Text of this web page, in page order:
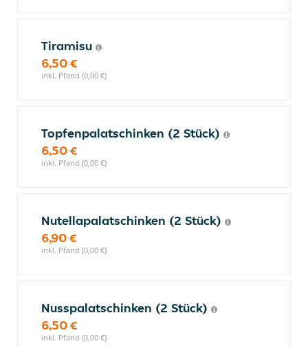
Tiramisu
6,50 €
inkl. Pfand (0,00 €)
Topfenpalatschinken (2 Stück)
6,50 €
inkl. Pfand (0,00 €)
Nutellapalatschinken (2 Stück)
6,90 €
inkl. Pfand (0,00 €)
Nusspalatschinken (2 Stück)
6,50 €
inkl. Pfand (0,00 €)